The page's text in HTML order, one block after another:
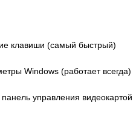
клавиши (самый быстрый)
Windows (работает всегда)
управления видеокартой